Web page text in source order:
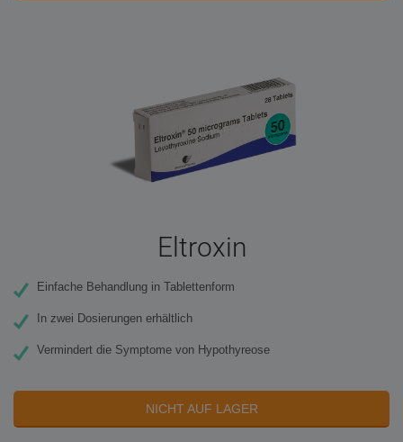
Eltroxin
Einfache Behandlung in Tablettenform
In zwei Dosierungen erhältlich
Vermindert die Symptome von Hypothyreose
NICHT AUF LAGER